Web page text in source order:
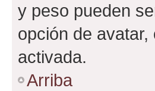
y peso pueden
opción de
activada.
Arriba